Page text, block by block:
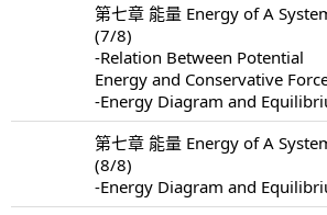
第七章 能量 Energy of A
(7/8)
-Relation Between Potential
Energy and Conservative
-Energy Diagram and
第七章 能量 Energy of A
(8/8)
-Energy Diagram and